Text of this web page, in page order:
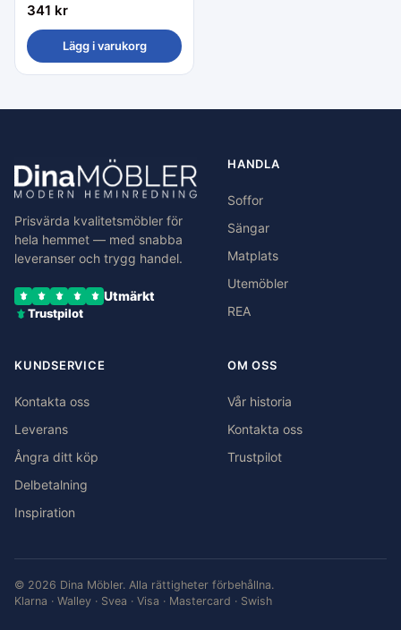
341 kr
Lägg i varukorg
Prisvärda kvalitetsmöbler för
hela hemmet — med snabba
leveranser och trygg handel.
Utmärkt
Trustpilot
HANDLA
Soffor
Sängar
Matplats
Utemöbler
REA
KUNDSERVICE
Kontakta oss
Leverans
Ångra ditt köp
Delbetalning
Inspiration
OM OSS
Vår historia
Kontakta oss
Trustpilot
© 2026 Dina Möbler. Alla rättigheter förbehållna.
Klarna · Walley · Svea · Visa · Mastercard · Swish